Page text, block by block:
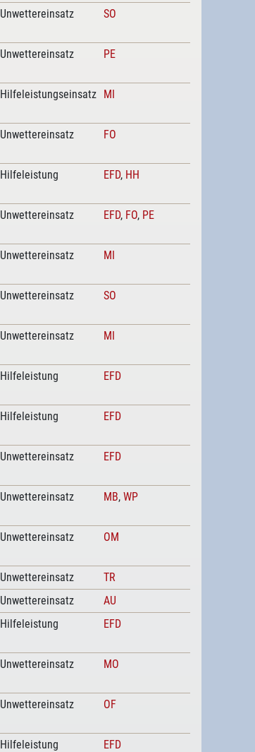
Unwettereinsatz SO
Unwettereinsatz PE
Hilfeleistungseinsatz MI
Unwettereinsatz FO
Hilfeleistung EFD, HH
Unwettereinsatz EFD, FO, PE
Unwettereinsatz MI
Unwettereinsatz SO
Unwettereinsatz MI
Hilfeleistung EFD
Hilfeleistung EFD
Unwettereinsatz EFD
Unwettereinsatz MB, WP
Unwettereinsatz OM
Unwettereinsatz
TR
Unwettereinsatz
AU
Hilfeleistung EFD
Unwettereinsatz MO
Unwettereinsatz OF
Hilfeleistung EFD